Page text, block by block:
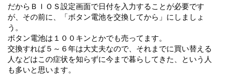
だからＢＩＯＳ設定画面で日付を入力することが必要です
が、その前に、「ボタン電池を交換してから」にしましょ
う。
ボタン電池は１００キンとかでも売ってます。
交換すれば５～６年は大丈夫なので、それまでに買い替える
人などはこの症状を知らずに今まで暮らしてきた、という人
も多いと思います。